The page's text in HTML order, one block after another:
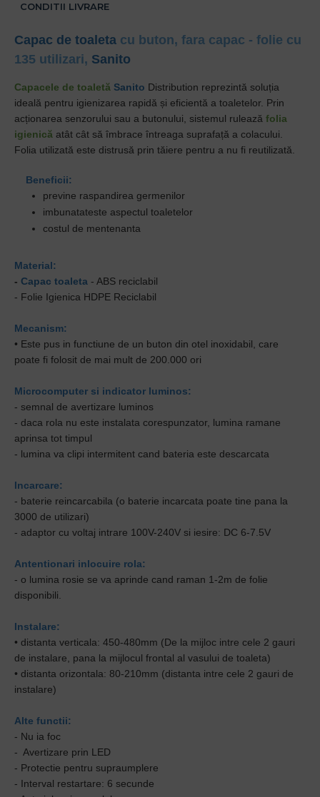
CONDITII LIVRARE
Capac de toaleta cu buton, fara capac - folie cu
135 utilizari, Sanito
Capacele de toaletă Sanito Distribution reprezintă soluția
ideală pentru igienizarea rapidă și eficientă a toaletelor. Prin
acționarea senzorului sau a butonului, sistemul rulează folia
igienică atât cât să îmbrace întreaga suprafață a colacului.
Folia utilizată este distrusă prin tăiere pentru a nu fi reutilizată.
Beneficii:
previne raspandirea germenilor
imbunatateste aspectul toaletelor
costul de mentenanta
Material:
- Capac toaleta - ABS reciclabil
- Folie Igienica HDPE Reciclabil
Mecanism:
• Este pus in functiune de un buton din otel inoxidabil, care
poate fi folosit de mai mult de 200.000 ori
Microcomputer si indicator luminos:
- semnal de avertizare luminos
- daca rola nu este instalata corespunzator, lumina ramane
aprinsa tot timpul
- lumina va clipi intermitent cand bateria este descarcata
Incarcare:
- baterie reincarcabila (o baterie incarcata poate tine pana la
3000 de utilizari)
- adaptor cu voltaj intrare 100V-240V si iesire: DC 6-7.5V
Antentionari inlocuire rola:
- o lumina rosie se va aprinde cand raman 1-2m de folie
disponibili.
Instalare:
• distanta verticala: 450-480mm (De la mijloc intre cele 2 gauri
de instalare, pana la mijlocul frontal al vasului de toaleta)
• distanta orizontala: 80-210mm (distanta intre cele 2 gauri de
instalare)
Alte functii:
- Nu ia foc
- Avertizare prin LED
- Protectie pentru supraumplere
- Interval restartare: 6 secunde